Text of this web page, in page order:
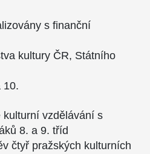
s finanční
kultury ČR, Státního
10.
kulturní vzdělávání s
8. a 9. tříd
čtyř pražských kulturních